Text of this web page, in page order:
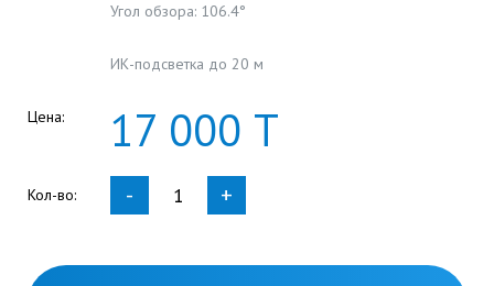
Угол обзора: 106.4°
ИК-подсветка до 20 м
Цена: 17 000 Т
Кол-во: - +